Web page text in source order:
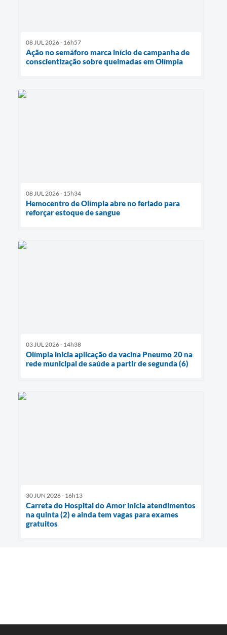
08 JUL 2026 - 16h57
Ação no semáforo marca início de campanha de
conscientização sobre queimadas em Olímpia
08 JUL 2026 - 15h34
Hemocentro de Olímpia abre no feriado para
reforçar estoque de sangue
03 JUL 2026 - 14h38
Olímpia inicia aplicação da vacina Pneumo 20 na
rede municipal de saúde a partir de segunda (6)
30 JUN 2026 - 16h13
Carreta do Hospital do Amor inicia atendimentos
na quinta (2) e ainda tem vagas para exames
gratuitos